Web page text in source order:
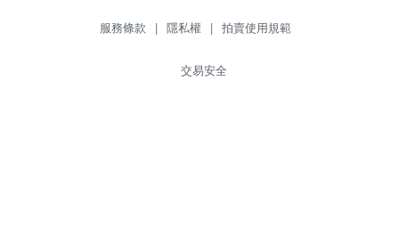
服務條款 | 隱私權 | 拍賣使用規範
交易安全